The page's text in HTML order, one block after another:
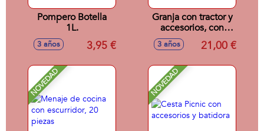
Pompero Botella
1L.
3 años 3,95 €
Granja con tractor y
accesorios, con
luces y sonidos
3 años 21,00 €
NOVEDAD NOVEDAD